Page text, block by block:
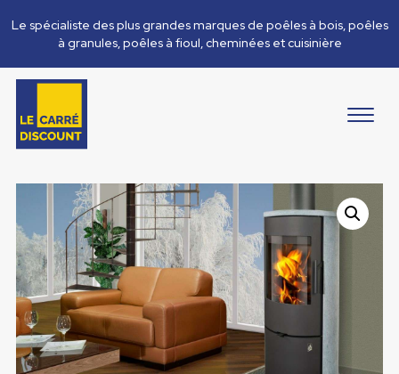
Le spécialiste des plus grandes marques de poêles à bois, poêles
à granules, poêles à fioul, cheminées et cuisinière